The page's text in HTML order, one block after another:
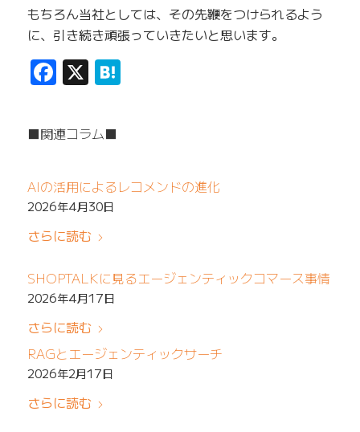
もちろん当社としては、その先鞭をつけられるよう
に、引き続き頑張っていきたいと思います。
Facebook
X Hatena
■関連コラム■
AIの活用によるレコメンドの進化
2026年4月30日
さらに読む
SHOPTALKに見るエージェンティックコマース事情
2026年4月17日
さらに読む
RAGとエージェンティックサーチ
2026年2月17日
さらに読む